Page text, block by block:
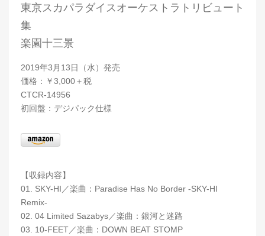
東京スカパラダイスオーケストラトリビュート
集
楽園十三景
2019年3月13日（水）発売
価格：￥3,000＋税
CTCR-14956
初回盤：デジパック仕様
【収録内容】
01. SKY-HI／楽曲：Paradise Has No Border -SKY-HI
Remix-
02. 04 Limited Sazabys／楽曲：銀河と迷路
03. 10-FEET／楽曲：DOWN BEAT STOMP